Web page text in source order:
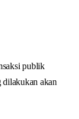
publik
dilakukan akan